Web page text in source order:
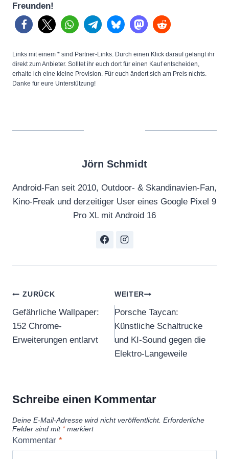
o
n
U
n
N
w
H
o
z
n
“
v
o
n
u
e
Freunden!
Links mit einem * sind Partner-Links. Durch einen Klick darauf gelangt ihr
direkt zum Anbieter. Solltet ihr euch dort für einen Kauf entscheiden,
erhalte ich eine kleine Provision. Für euch ändert sich am Preis nichts.
Danke für eure Unterstützung!
Jörn Schmidt
Android-Fan seit 2010, Outdoor- & Skandinavien-Fan,
Kino-Freak und derzeitiger User eines Google Pixel 9
Pro XL mit Android 16
Beitragsnavigation
ZURÜCK
Gefährliche Wallpaper:
152 Chrome-
Erweiterungen entlarvt
WEITER
Porsche Taycan:
Künstliche Schaltrucke
und KI-Sound gegen die
Elektro-Langeweile
Schreibe einen Kommentar
Deine E-Mail-Adresse wird nicht veröffentlicht. Erforderliche
Felder sind mit *markiert
Kommentar *